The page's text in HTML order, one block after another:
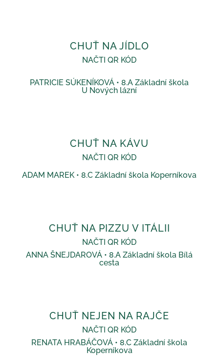
CHUŤ NA JÍDLO
NAČTI QR KÓD
PATRICIE SÚKENÍKOVÁ • 8.A Základní škola
U Nových lázní
CHUŤ NA KÁVU
NAČTI QR KÓD
ADAM MAREK • 8.C Základní škola Koperníkova
CHUŤ NA PIZZU V ITÁLII
NAČTI QR KÓD
ANNA ŠNEJDAROVÁ • 8.A Základní škola Bílá
cesta
CHUŤ NEJEN NA RAJČE
NAČTI QR KÓD
RENATA HRABÁČOVÁ • 8.C Základní škola
Koperníkova